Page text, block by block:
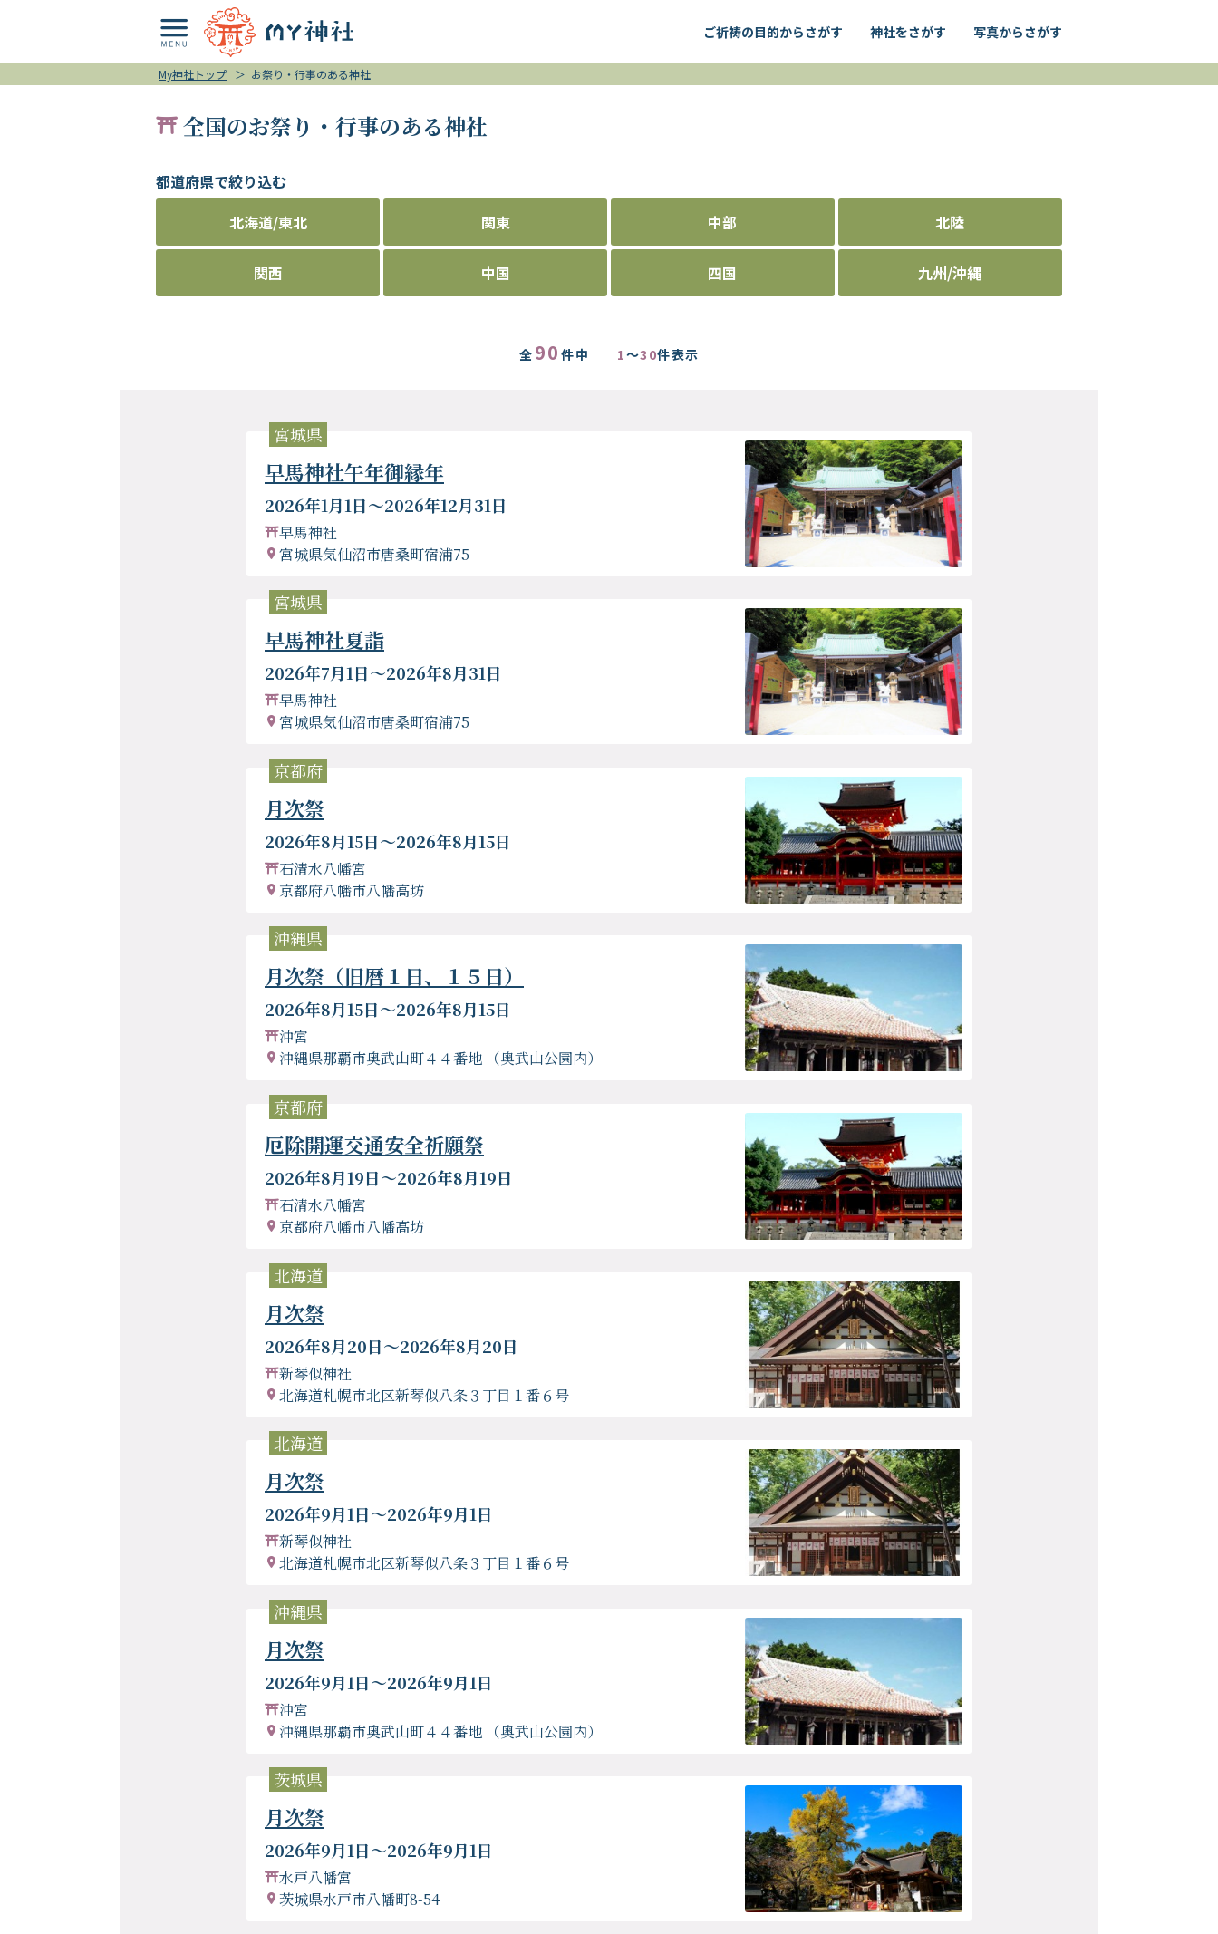
ご祈祷の目的からさがす 神社をさがす 写真からさがす
My神社トップ ＞ お祭り・行事のある神社
全国のお祭り・行事のある神社
都道府県で絞り込む
北海道/東北
関東 中部 北陸
関西 中国 四国 九州/沖縄
全 90 件中 1～30件表示
宮城県
早馬神社午年御縁年
2026年1月1日〜2026年12月31日
早馬神社
宮城県気仙沼市唐桑町宿浦75
宮城県
早馬神社夏詣
2026年7月1日〜2026年8月31日
早馬神社
宮城県気仙沼市唐桑町宿浦75
京都府
月次祭
2026年8月15日〜2026年8月15日
石清水八幡宮
京都府八幡市八幡高坊
沖縄県
月次祭（旧暦１日、１５日）
2026年8月15日〜2026年8月15日
沖宮
沖縄県那覇市奥武山町４４番地 （奥武山公園内）
京都府
厄除開運交通安全祈願祭
2026年8月19日〜2026年8月19日
石清水八幡宮
京都府八幡市八幡高坊
北海道
月次祭
2026年8月20日〜2026年8月20日
新琴似神社
北海道札幌市北区新琴似八条３丁目１番６号
北海道
月次祭
2026年9月1日〜2026年9月1日
新琴似神社
北海道札幌市北区新琴似八条３丁目１番６号
沖縄県
月次祭
2026年9月1日〜2026年9月1日
沖宮
沖縄県那覇市奥武山町４４番地 （奥武山公園内）
茨城県
月次祭
2026年9月1日〜2026年9月1日
水戸八幡宮
茨城県水戸市八幡町8-54